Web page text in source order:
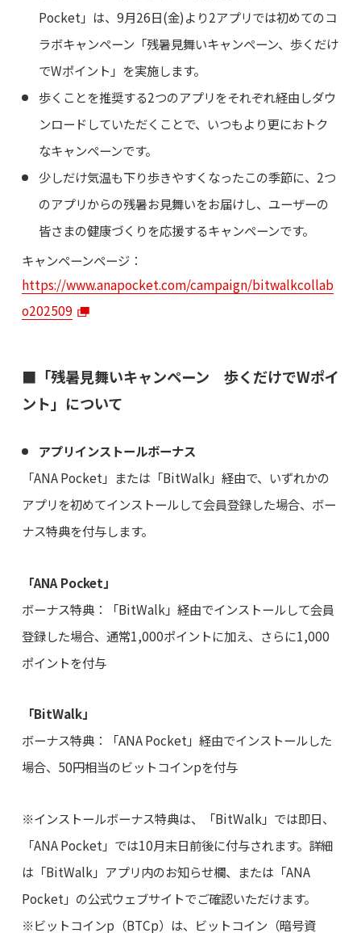
Pocket」は、9月26日(金)より2アプリでは初めてのコ
ラボキャンペーン「残暑見舞いキャンペーン、歩くだけ
でWポイント」を実施します。
歩くことを推奨する2つのアプリをそれぞれ経由しダウ
ンロードしていただくことで、いつもより更におトク
なキャンペーンです。
少しだけ気温も下り歩きやすくなったこの季節に、2つ
のアプリからの残暑お見舞いをお届けし、ユーザーの
皆さまの健康づくりを応援するキャンペーンです。
キャンペーンページ：
https://www.anapocket.com/campaign/bitwalkcollab
o202509
■「残暑見舞いキャンペーン 歩くだけでWポイ
ント」について
アプリインストールボーナス
「ANA Pocket」または「BitWalk」経由で、いずれかの
アプリを初めてインストールして会員登録した場合、ボー
ナス特典を付与します。
「ANA Pocket」
ボーナス特典：「BitWalk」経由でインストールして会員
登録した場合、通常1,000ポイントに加え、さらに1,000
ポイントを付与
「BitWalk」
ボーナス特典：「ANA Pocket」経由でインストールした
場合、50円相当のビットコインpを付与
※インストールボーナス特典は、「BitWalk」では即日、
「ANA Pocket」では10月末日前後に付与されます。詳細
は「BitWalk」アプリ内のお知らせ欄、または「ANA
Pocket」の公式ウェブサイトでご確認いただけます。
※ビットコインp（BTCp）は、ビットコイン（暗号資